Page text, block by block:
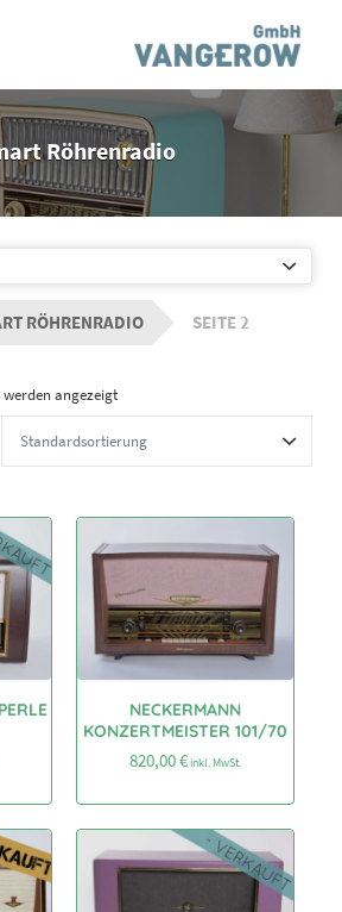
Röhrenradio
RÖHRENRADIO SEITE 2
werden angezeigt
NECKERMANN
KONZERTMEISTER 101/70
820,00€inkl. MwSt.